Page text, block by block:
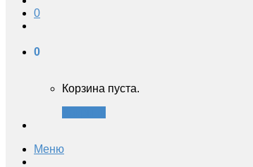
0
0
Корзина пуста.
Меню